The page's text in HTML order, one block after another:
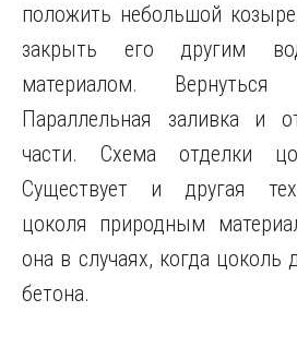
положить небольшой
закрыть его другим
материалом.
Параллельная заливка и
части. Схема отделки
Существует и другая
цоколя природным
она в случаях, когда цоколь
бетона.